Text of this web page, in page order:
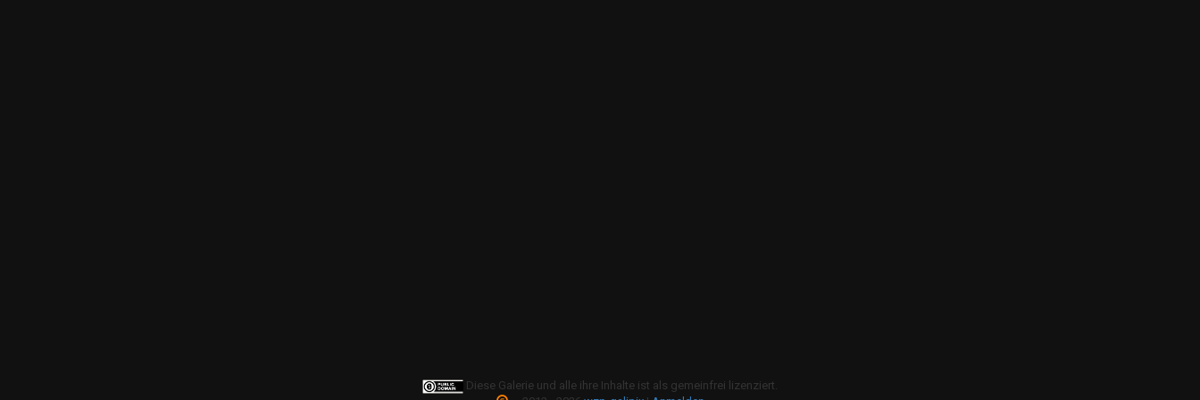
Diese Galerie und alle ihre Inhalte ist als gemeinfrei lizenziert.